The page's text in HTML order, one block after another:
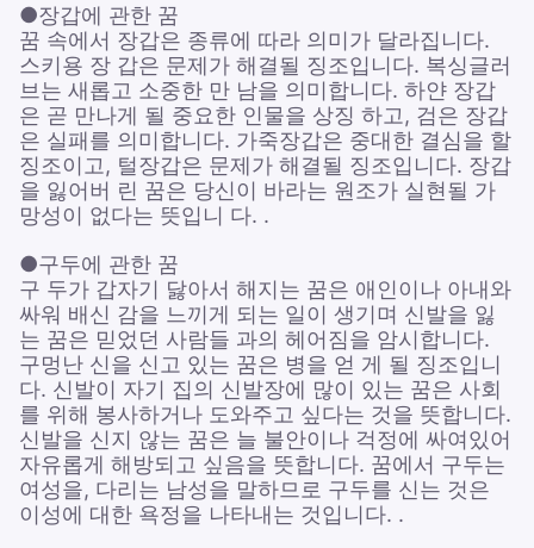
●장갑에 관한 꿈
꿈 속에서 장갑은 종류에 따라 의미가 달라집니다.
스키용 장 갑은 문제가 해결될 징조입니다. 복싱글러
브는 새롭고 소중한 만 남을 의미합니다. 하얀 장갑
은 곧 만나게 될 중요한 인물을 상징 하고, 검은 장갑
은 실패를 의미합니다. 가죽장갑은 중대한 결심을 할
징조이고, 털장갑은 문제가 해결될 징조입니다. 장갑
을 잃어버 린 꿈은 당신이 바라는 원조가 실현될 가
망성이 없다는 뜻입니 다. .
●구두에 관한 꿈
구 두가 갑자기 닳아서 해지는 꿈은 애인이나 아내와
싸워 배신 감을 느끼게 되는 일이 생기며 신발을 잃
는 꿈은 믿었던 사람들 과의 헤어짐을 암시합니다.
구멍난 신을 신고 있는 꿈은 병을 얻 게 될 징조입니
다. 신발이 자기 집의 신발장에 많이 있는 꿈은 사회
를 위해 봉사하거나 도와주고 싶다는 것을 뜻합니다.
신발을 신지 않는 꿈은 늘 불안이나 걱정에 싸여있어
자유롭게 해방되고 싶음을 뜻합니다. 꿈에서 구두는
여성을, 다리는 남성을 말하므로 구두를 신는 것은
이성에 대한 욕정을 나타내는 것입니다. .